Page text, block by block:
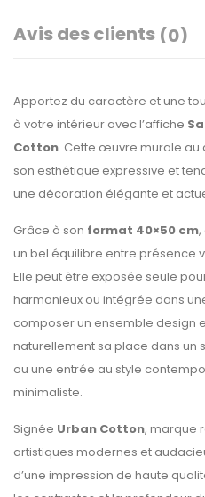
Avis des clients (0)
Apportez du caractère et une
à votre intérieur avec l’affiche
Cotton. Cette œuvre murale
son esthétique expressive et
une décoration élégante et
Grâce à son format 40×50 cm
un bel équilibre entre présence
Elle peut être exposée seule
harmonieux ou intégrée dans
composer un ensemble design
naturellement sa place dans un
ou une entrée au style
minimaliste.
Signée Urban Cotton, marque
artistiques modernes et
d’une impression de haute